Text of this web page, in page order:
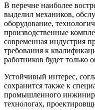
В перечне наиболее
выделил механиков,
оборудование,
производственные
современная индустрия
требования к
работников будет только
Устойчивый интерес,
сохранится также к
промышленного
технологах,